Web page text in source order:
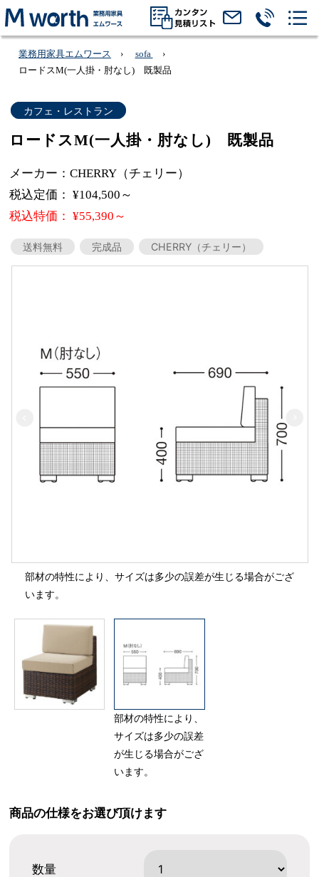
業務用家具エムワース
sofa
ロードスM(一人掛・肘なし) 既製品
カフェ・レストラン
ロードスM(一人掛・肘なし) 既製品
メーカー：CHERRY（チェリー）
税込定価： ¥104,500～
税込特価： ¥55,390～
送料無料 完成品 CHERRY（チェリー）
部材の特性により、サイズは多少の誤差が生じる場合がござ
います。
部材の特性により、
サイズは多少の誤差
が生じる場合がござ
います。
商品の仕様をお選び頂けます
数量